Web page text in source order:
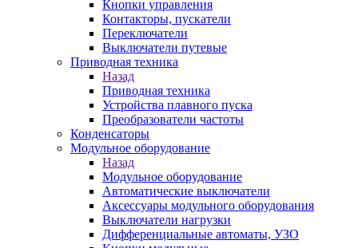
Кнопки управления
Контакторы, пускатели
Переключатели
Выключатели путевые
Приводная техника
Назад
Приводная техника
Устройства плавного пуска
Преобразователи частоты
Конденсаторы
Модульное оборудование
Назад
Модульное оборудование
Автоматические выключатели
Аксессуары модульного оборудования
Выключатели нагрузки
Дифференциальные автоматы, УЗО